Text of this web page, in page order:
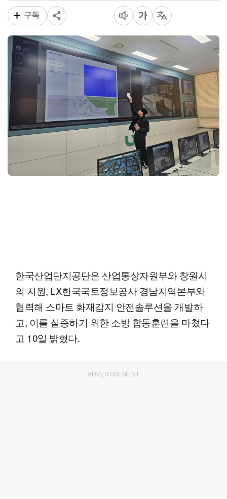
구독
한국산업단지공단은 산업통상자원부와 창원시
의 지원, LX한국국토정보공사 경남지역본부와
협력해 스마트 화재감지 안전솔루션을 개발하
고, 이를 실증하기 위한 소방 합동훈련을 마쳤다
고 10일 밝혔다.
ADVERTISEMENT